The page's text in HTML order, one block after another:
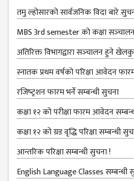
CLASS ROUTINE
EXAM ROUTINE
ADMISSION
FORMS
EXAMINATION
FORMS
QUESTIONNAIRE
SCHOLARSHIP
GUIDELINES
OTHERS FORM
DETAILS
तमु ल्होसारको सार्वजनिक विदा बारे
MBS 3rd semester को कक्षा
अतिरिक्त विभागद्वारा सञ्‍चालन हुने
स्नातक प्रथम वर्षको परिक्षा आवेदन
रजिष्‍ट्रशन फारम भर्ने सम्बन्धी सुचना
कक्षा १२ को परीक्षा फारम आवेदन
कक्षा १२ को ग्रड वृद्धि परिक्षा सम्बन्धी
आन्तरिक परिक्षा सम्बन्धी सुचना !
English Language Classes सम्बन्धी